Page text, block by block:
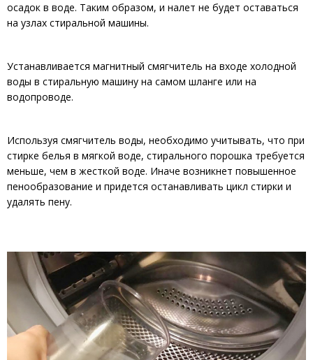
осадок в воде. Таким образом, и налет не будет оставаться
на узлах стиральной машины.
Устанавливается магнитный смягчитель на входе холодной
воды в стиральную машину на самом шланге или на
водопроводе.
Используя смягчитель воды, необходимо учитывать, что при
стирке белья в мягкой воде, стирального порошка требуется
меньше, чем в жесткой воде. Иначе возникнет повышенное
пенообразование и придется останавливать цикл стирки и
удалять пену.